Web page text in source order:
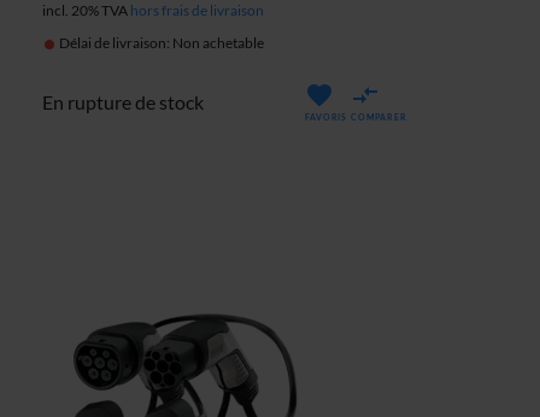
incl. 20% TVA hors frais de livraison
Délai de livraison: Non achetable
En rupture de stock
FAVORIS COMPARER